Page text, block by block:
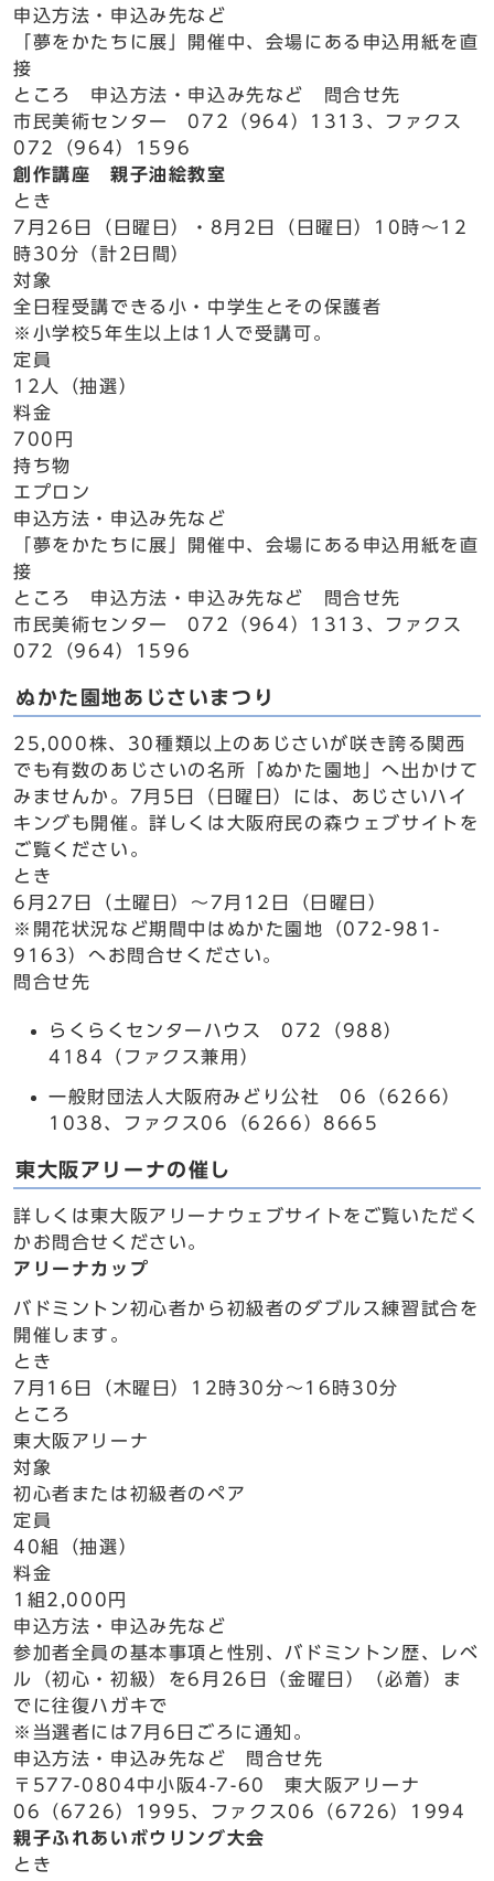
申込方法・申込み先など
「夢をかたちに展」開催中、会場にある申込用紙を直
接
ところ 申込方法・申込み先など 問合せ先
市民美術センター 072（964）1313、ファクス
072（964）1596
創作講座 親子油絵教室
とき
7月26日（日曜日）・8月2日（日曜日）10時～12
時30分（計2日間）
対象
全日程受講できる小・中学生とその保護者
※小学校5年生以上は1人で受講可。
定員
12人（抽選）
料金
700円
持ち物
エプロン
申込方法・申込み先など
「夢をかたちに展」開催中、会場にある申込用紙を直
接
ところ 申込方法・申込み先など 問合せ先
市民美術センター 072（964）1313、ファクス
072（964）1596
ぬかた園地あじさいまつり
25,000株、30種類以上のあじさいが咲き誇る関西
でも有数のあじさいの名所「ぬかた園地」へ出かけて
みませんか。7月5日（日曜日）には、あじさいハイ
キングも開催。詳しくは大阪府民の森ウェブサイトを
ご覧ください。
とき
6月27日（土曜日）～7月12日（日曜日）
※開花状況など期間中はぬかた園地（072-981-
9163）へお問合せください。
問合せ先
らくらくセンターハウス 072（988）
4184（ファクス兼用）
一般財団法人大阪府みどり公社 06（6266）
1038、ファクス06（6266）8665
東大阪アリーナの催し
詳しくは東大阪アリーナウェブサイトをご覧いただく
かお問合せください。
アリーナカップ
バドミントン初心者から初級者のダブルス練習試合を
開催します。
とき
7月16日（木曜日）12時30分～16時30分
ところ
東大阪アリーナ
対象
初心者または初級者のペア
定員
40組（抽選）
料金
1組2,000円
申込方法・申込み先など
参加者全員の基本事項と性別、バドミントン歴、レベ
ル（初心・初級）を6月26日（金曜日）（必着）ま
でに往復ハガキで
※当選者には7月6日ごろに通知。
申込方法・申込み先など 問合せ先
〒577-0804中小阪4-7-60 東大阪アリーナ
06（6726）1995、ファクス06（6726）1994
親子ふれあいボウリング大会
とき